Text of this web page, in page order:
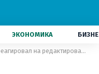
ЭКОНОМИКА
УЕФА отреагировал на редактирование видео с демонстрацией солидарности с Украиной в России